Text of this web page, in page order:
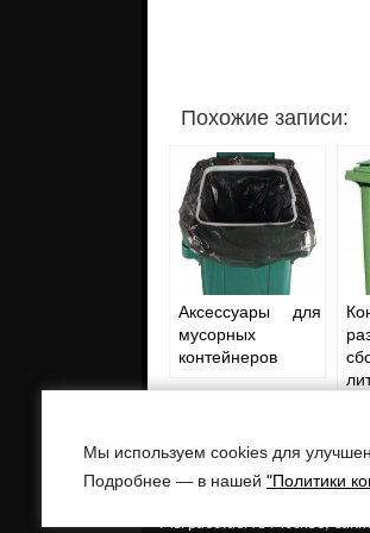
Мы используем cookies для
Подробнее — в нашей "Политики
Похожие записи:
Аксессуары для
мусорных
контейнеров
Европактрейд -
поставка
Адреса: г. Воронеж, ул. Бульвар
г. Москва, ул. Остаповский проезд,
Мы работаем в Москве,